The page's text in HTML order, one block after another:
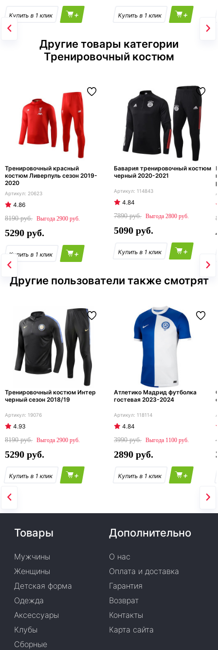
+ +
Другие товары категории
Тренировочный костюм
Тренировочный красный
костюм Ливерпуль сезон 2019-
2020
20623
4.86
8190
2900
5290
+
Бавария тренировочный костюм
черный 2020-2021
114843
4.84
7890
2800
5090
+
Другие пользователи также смотрят
Тренировочный костюм Интер
черный сезон 2018/19
19076
4.93
8190
2900
5290
+
Атлетико Мадрид футболка
гостевая 2023-2024
118114
4.84
3990
1100
2890
+
Товары
Мужчины
Женщины
Детская форма
Одежда
Аксессуары
Клубы
Сборные
Дополнительно
О нас
Оплата и доставка
Гарантия
Возврат
Контакты
Карта сайта